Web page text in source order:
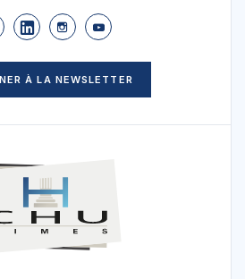
À LA NEWSLETTER